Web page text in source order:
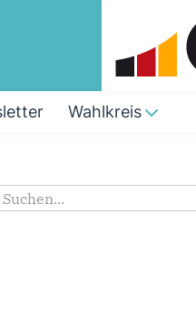
Wahlkreis
Suchformular
Suche